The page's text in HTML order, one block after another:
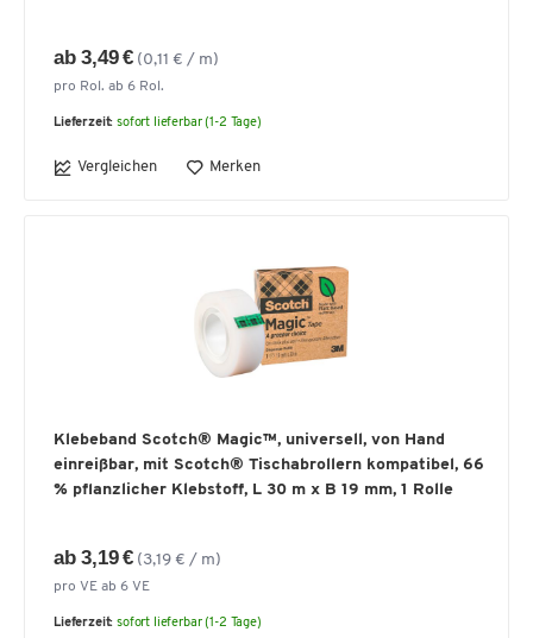
ab 3,49 € (0,11 € / m)
pro Rol. ab 6 Rol.
Lieferzeit: sofort lieferbar (1-2 Tage)
Vergleichen Merken
Klebeband Scotch® Magic™, universell, von Hand
einreißbar, mit Scotch® Tischabrollern kompatibel, 66
% pflanzlicher Klebstoff, L 30 m x B 19 mm, 1 Rolle
ab 3,19 € (3,19 € / m)
pro VE ab 6 VE
Lieferzeit: sofort lieferbar (1-2 Tage)